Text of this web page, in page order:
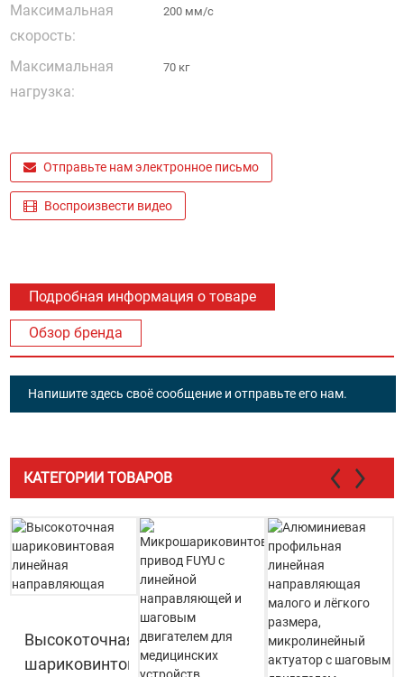
Максимальная
скорость:
200 мм/с
Максимальная
нагрузка:
70 кг
Отправьте нам электронное письмо
Воспроизвести видео
Подробная информация о товаре
Обзор бренда
Напишите здесь своё сообщение и отправьте его нам.
КАТЕГОРИИ ТОВАРОВ
Высокоточная
шариковинтовая